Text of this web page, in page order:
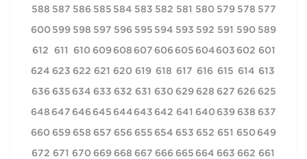
577
578
579
580
581
582
583
584
585
586
587
588
589
590
591
592
593
594
595
596
597
598
599
600
601
602
603
604
605
606
607
608
609
610
611
612
613
614
615
616
617
618
619
620
621
622
623
624
625
626
627
628
629
630
631
632
633
634
635
636
637
638
639
640
641
642
643
644
645
646
647
648
649
650
651
652
653
654
655
656
657
658
659
660
661
662
663
664
665
666
667
668
669
670
671
672